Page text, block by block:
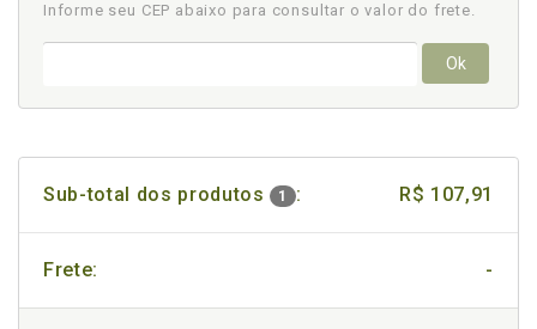
Informe seu CEP abaixo para consultar o valor do frete.
Ok
Sub-total dos produtos 1 : R$ 107,91
Frete: -